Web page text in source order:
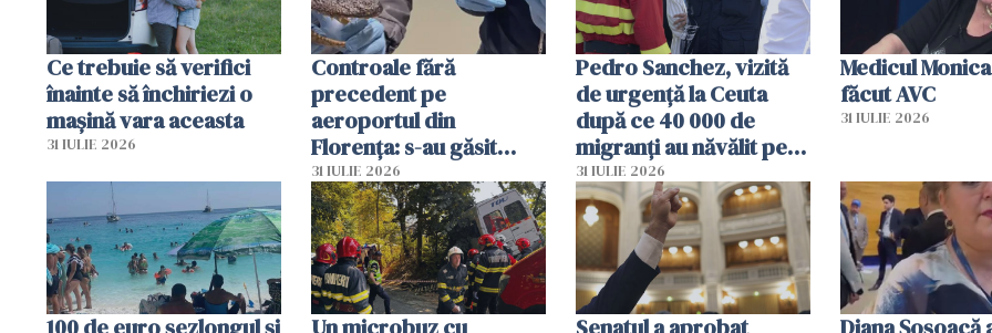
Ce trebuie să verifici
înainte să închiriezi o
mașină vara aceasta
31 IULIE 2026
Controale fără
precedent pe
aeroportul din
Florența: s-au găsit
capete de aligator și o
sumă imensă de bani
31 IULIE 2026
Pedro Sanchez, vizită
de urgență la Ceuta
după ce 40 000 de
migranți au năvălit pe
teritoriul spaniol: „Vom
mobiliza toate
resursele"
31 IULIE 2026
Medicul
făcut AVC
31 IULIE 2026